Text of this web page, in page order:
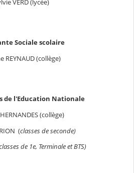
VERD (lycée)
Sociale scolaire
REYNAUD (collège)
de l'Education Nationale
(collège)
(classes de seconde)
de 1e, Terminale et BTS)